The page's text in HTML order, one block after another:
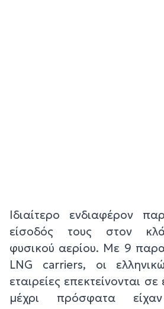
Ιδιαίτερο ενδιαφέρον
είσοδός τους στον
φυσικού αερίου. Με 9
LNG carriers, οι
εταιρείες επεκτείνονται
μέχρι πρόσφατα είχαν